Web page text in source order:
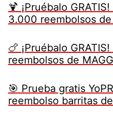
🍹 ¡Pruébalo
3.000 reembolsos
🍗 ¡Pruébalo
reembolsos de
🎯 Prueba gratis
reembolso barritas